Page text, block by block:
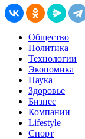
Общество
Политика
Технологии
Экономика
Наука
Здоровье
Бизнес
Компании
Lifestyle
Спорт